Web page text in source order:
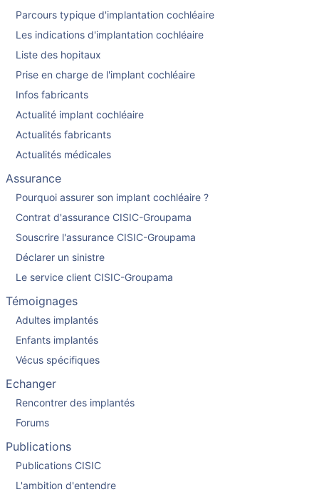
Parcours typique d'implantation cochléaire
Les indications d'implantation cochléaire
Liste des hopitaux
Prise en charge de l'implant cochléaire
Infos fabricants
Actualité implant cochléaire
Actualités fabricants
Actualités médicales
Assurance
Pourquoi assurer son implant cochléaire ?
Contrat d'assurance CISIC-Groupama
Souscrire l'assurance CISIC-Groupama
Déclarer un sinistre
Le service client CISIC-Groupama
Témoignages
Adultes implantés
Enfants implantés
Vécus spécifiques
Echanger
Rencontrer des implantés
Forums
Publications
Publications CISIC
L'ambition d'entendre